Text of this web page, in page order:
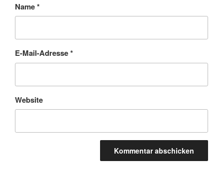
Name*
E-Mail-Adresse*
Website